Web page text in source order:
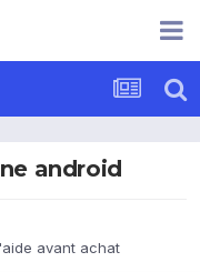
android
avant achat